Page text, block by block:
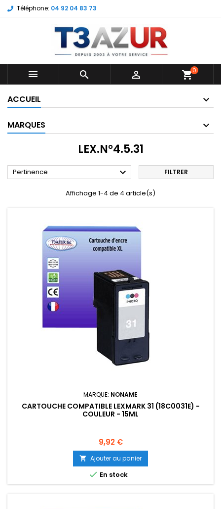
Téléphone: 04 92 04 83 73
   shopping_cart0
ACCUEIL
MARQUES
LEX.N°4.5.31
Pertinence  FILTRER
Affichage 1-4 de 4 article(s)
MARQUE: NONAME
CARTOUCHE COMPATIBLE LEXMARK 31 (18C0031E) -
COULEUR - 15ML
Prix
9,92 €
 Ajouter au panier
 En stock